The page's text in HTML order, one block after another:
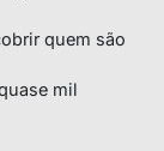
quem são
mil